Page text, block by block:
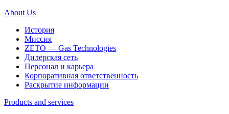
About Us
История
Миссия
ZETO — Gas Technologies
Дилерская сеть
Персонал и карьера
Корпоративная ответственность
Раскрытие информации
Products and services